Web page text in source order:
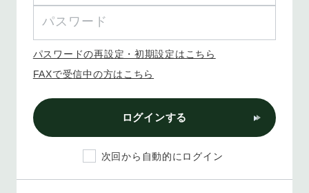
パスワードの再設定・初期設定はこちら
FAXで受信中の方はこちら
ログインする
次回から自動的にログイン